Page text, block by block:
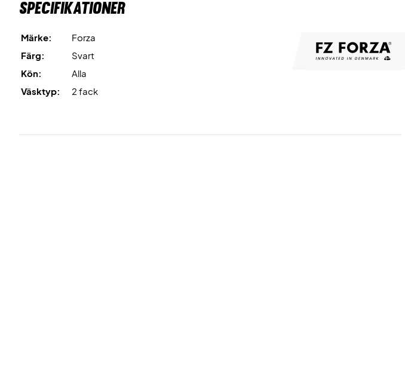
Specifikationer
Märke:
Forza
Färg:
Svart
Kön:
Alla
Väsktyp:
2 fack